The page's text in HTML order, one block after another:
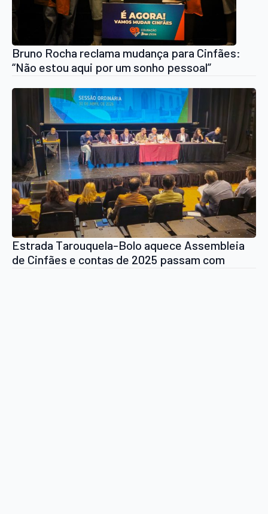
Bruno Rocha reclama mudança para Cinfães:
“Não estou aqui por um sonho pessoal”
Estrada Tarouquela-Bolo aquece Assembleia
de Cinfães e contas de 2025 passam com